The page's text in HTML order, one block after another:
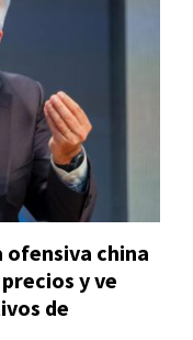
china
y ve
de